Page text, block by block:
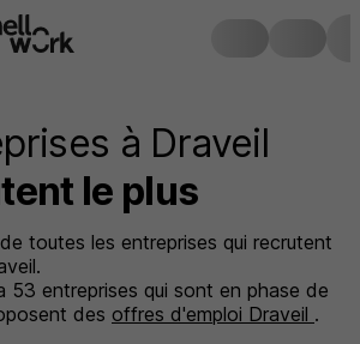
à Draveil
le plus
toutes les entreprises qui recrutent
53 entreprises qui sont en phase de
des offres d'emploi Draveil .